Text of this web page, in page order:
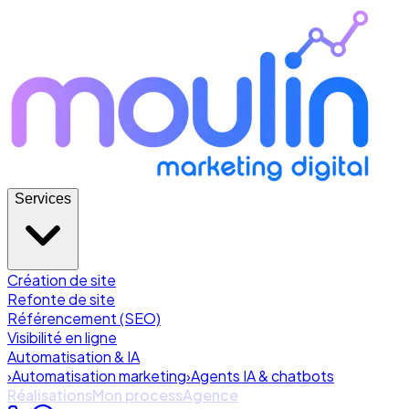
Services
Création de site
Refonte de site
Référencement (SEO)
Visibilité en ligne
Automatisation & IA
›Automatisation marketing›Agents IA & chatbots
RéalisationsMon processAgence